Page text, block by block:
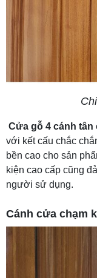
Cửa gỗ 4 cánh tân
với kết cấu chắc
bền cao cho sản
kiện cao cấp cũng
người sử dụng.
Cánh cửa chạm